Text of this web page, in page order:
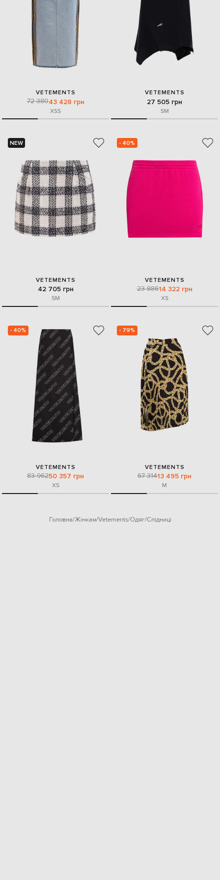
VETEMENTS
72 38043 428 грн
XSS
VETEMENTS
27 505 грн
SM
NEW
VETEMENTS
42 705 грн
SM
- 40%
VETEMENTS
23 88614 322 грн
XS
- 40%
VETEMENTS
83 96250 357 грн
XS
- 79%
VETEMENTS
67 31413 495 грн
M
Головна Жінкам Vetements Одяг Спідниці